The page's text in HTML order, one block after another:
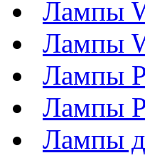
Лампы
Лампы
Лампы
Лампы
Лампы